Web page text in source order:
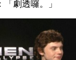
劇透囉。」